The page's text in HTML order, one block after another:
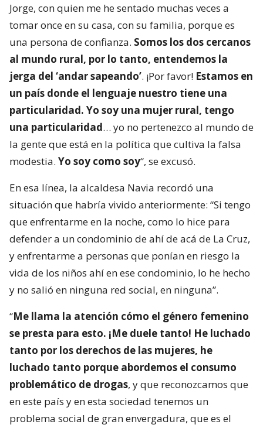
Jorge, con quien me he sentado muchas veces a
tomar once en su casa, con su familia, porque es
una persona de confianza. Somos los dos cercanos
al mundo rural, por lo tanto, entendemos la
jerga del ‘andar sapeando’. ¡Por favor! Estamos en
un país donde el lenguaje nuestro tiene una
particularidad. Yo soy una mujer rural, tengo
una particularidad… yo no pertenezco al mundo de
la gente que está en la política que cultiva la falsa
modestia. Yo soy como soy“, se excusó.
En esa línea, la alcaldesa Navia recordó una
situación que habría vivido anteriormente: “Si tengo
que enfrentarme en la noche, como lo hice para
defender a un condominio de ahí de acá de La Cruz,
y enfrentarme a personas que ponían en riesgo la
vida de los niños ahí en ese condominio, lo he hecho
y no salió en ninguna red social, en ninguna”.
“Me llama la atención cómo el género femenino
se presta para esto. ¡Me duele tanto! He luchado
tanto por los derechos de las mujeres, he
luchado tanto porque abordemos el consumo
problemático de drogas, y que reconozcamos que
en este país y en esta sociedad tenemos un
problema social de gran envergadura, que es el